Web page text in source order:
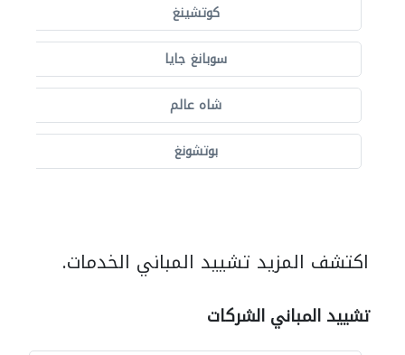
كوتشينغ
سوبانغ جايا
شاه عالم
بوتشونغ
اكتشف المزيد تشييد المباني الخدمات.
تشييد المباني الشركات